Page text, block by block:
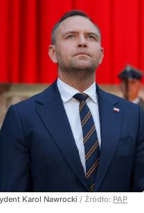
Karol Nawrocki / Źródło: PAP